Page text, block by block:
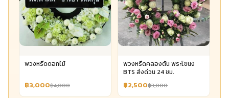
พวงหรีดดอกไม้
฿3,000฿4,000
พวงหรีดคลองตัน พระโขนง
BTS ส่งด่วน 24 ชม.
฿2,500฿3,000